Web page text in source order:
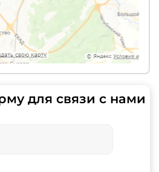
для связи с нами